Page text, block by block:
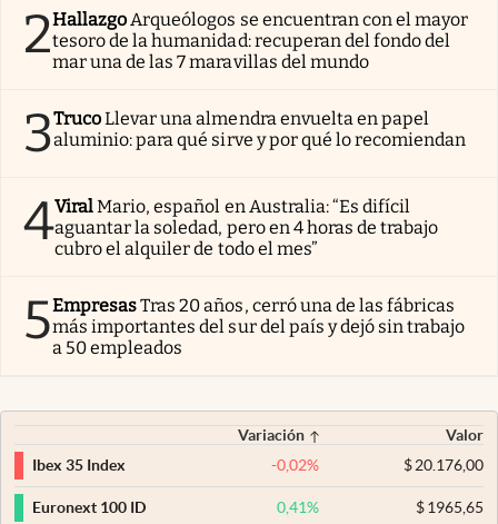
2Hallazgo Arqueólogos se encuentran con el mayor
tesoro de la humanidad: recuperan del fondo del
mar una de las 7 maravillas del mundo
3TrucoLlevar una almendra envuelta en papel
aluminio: para qué sirve y por qué lo recomiendan
4ViralMario, español en Australia: “Es difícil
aguantar la soledad, pero en 4 horas de trabajo
cubro el alquiler de todo el mes”
5EmpresasTras 20 años, cerró una de las fábricas
más importantes del sur del país y dejó sin trabajo
a 50 empleados
Variación
Valor
Ibex 35 Index
-0,02% $20.176,00
Euronext 100 ID 0,41% $1965,65